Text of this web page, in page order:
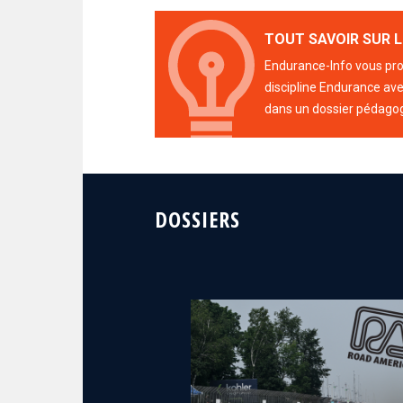
TOUT SAVOIR SUR
Endurance-Info vous
discipline Endurance
dans un dossier
DOSSIERS